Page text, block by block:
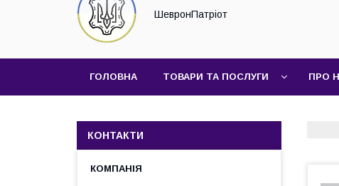
ШевронПатріот
ГОЛОВНА ТОВАРИ ТА ПОСЛУГИ ПРО
КОНТАКТИ